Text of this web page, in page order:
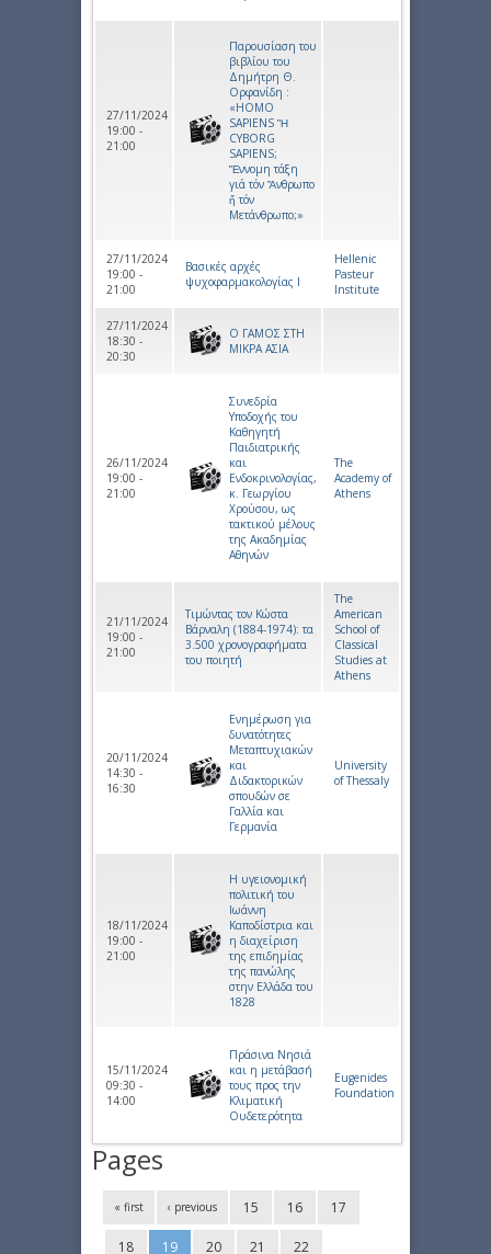
27/11/2024
19:00 -
21:00
Παρουσίαση του
βιβλίου του
Δημήτρη Θ.
Ορφανίδη :
«HOMO
SAPIENS Ἢ
CYBORG
SAPIENS;
Ἔννομη τάξη
γιά τόν Ἄνθρωπο
ἤ τόν
Μετάνθρωπο;»
27/11/2024
19:00 -
21:00
Βασικές αρχές
ψυχοφαρμακολογίας Ι
Hellenic
Pasteur
Institute
27/11/2024
18:30 -
20:30
Ο ΓΑΜΟΣ ΣΤΗ
ΜΙΚΡΑ ΑΣΙΑ
26/11/2024
19:00 -
21:00
Συνεδρία
Υποδοχής του
Καθηγητή
Παιδιατρικής
και
Ενδοκρινολογίας,
κ. Γεωργίου
Χρούσου, ως
τακτικού μέλους
της Ακαδημίας
Αθηνών
The
Academy of
Athens
21/11/2024
19:00 -
21:00
Τιμώντας τον Κώστα
Βάρναλη (1884-1974): τα
3.500 χρονογραφήματα
του ποιητή
The
American
School of
Classical
Studies at
Athens
20/11/2024
14:30 -
16:30
Ενημέρωση για
δυνατότητες
Μεταπτυχιακών
και
Διδακτορικών
σπουδών σε
Γαλλία και
Γερμανία
University
of Thessaly
18/11/2024
19:00 -
21:00
Η υγειονομική
πολιτική του
Ιωάννη
Καποδίστρια και
η διαχείριση
της επιδημίας
της πανώλης
στην Ελλάδα του
1828
15/11/2024
09:30 -
14:00
Πράσινα Νησιά
και η μετάβασή
τους προς την
Κλιματική
Ουδετερότητα
Eugenides
Foundation
Pages
« first ‹ previous 15 16 17
18 19 20 21 22